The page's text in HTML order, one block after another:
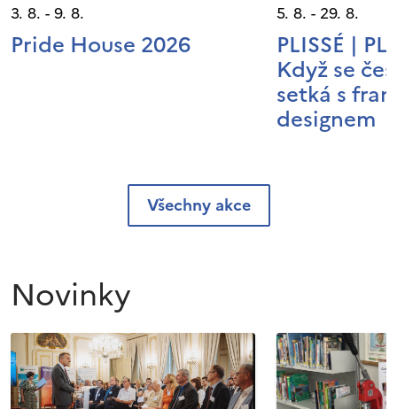
3. 8. - 9. 8.
Pride House 2026
5. 8. - 29. 8.
PLISSÉ |
Když se
setká s
designem
Všechny akce
Novinky